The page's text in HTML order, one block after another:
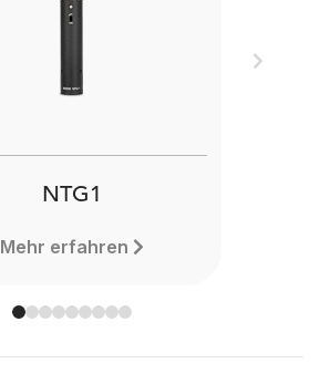
NTG1
Mehr erfahren
Next